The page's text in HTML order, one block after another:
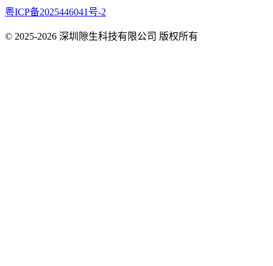
粤ICP备2025446041号-2
© 2025-2026 深圳隙生科技有限公司 版权所有